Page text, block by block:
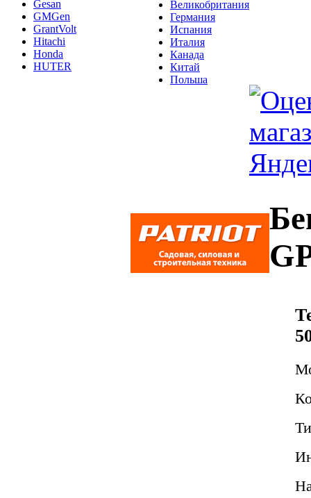
Gesan
GMGen
GrantVolt
Hitachi
Honda
HUTER
Великобритания
Германия
Испания
Италия
Канада
Китай
Польша